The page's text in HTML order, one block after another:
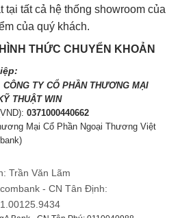
tại tất cả hệ thống showroom của
của quý khách.
THỨC CHUYỂN KHOẢN
CÔNG TY CỔ PHẦN THƯƠNG MẠI
THUẬT WIN
0371000440662
Mại Cổ Phần Ngoại Thương Việt
Trần Văn Lãm
- CN Tân Định: